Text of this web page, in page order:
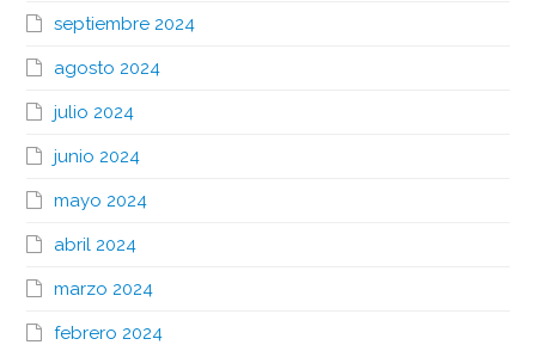
septiembre 2024
agosto 2024
julio 2024
junio 2024
mayo 2024
abril 2024
marzo 2024
febrero 2024